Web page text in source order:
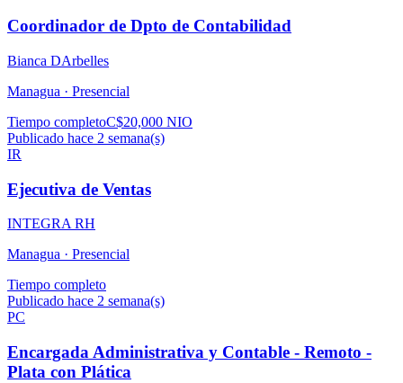
Coordinador de Dpto de Contabilidad
Bianca DArbelles
Managua · Presencial
Tiempo completoC$20,000 NIO
Publicado hace 2 semana(s)
IR
Ejecutiva de Ventas
INTEGRA RH
Managua · Presencial
Tiempo completo
Publicado hace 2 semana(s)
PC
Encargada Administrativa y Contable - Remoto -
Plata con Plática